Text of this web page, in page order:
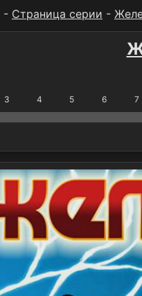
- Страница серии -
3 4 5 6 7